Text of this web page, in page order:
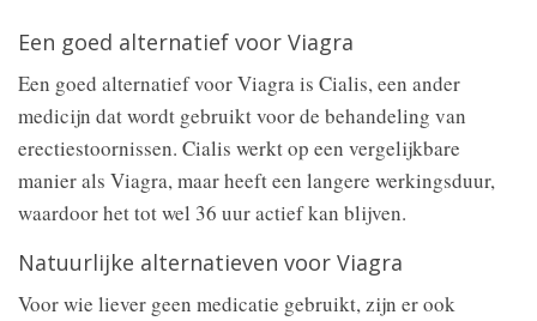
Een goed alternatief voor Viagra
Een goed alternatief voor Viagra is Cialis, een ander
medicijn dat wordt gebruikt voor de behandeling van
erectiestoornissen. Cialis werkt op een vergelijkbare
manier als Viagra, maar heeft een langere werkingsduur,
waardoor het tot wel 36 uur actief kan blijven.
Natuurlijke alternatieven voor Viagra
Voor wie liever geen medicatie gebruikt, zijn er ook